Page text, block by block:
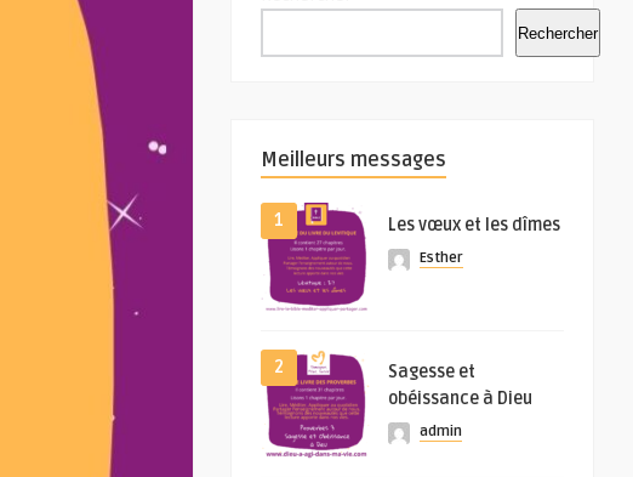
Rechercher
Meilleurs messages
1 Les vœux et les dîmes
Esther
2
Sagesse et
obéissance à Dieu
admin